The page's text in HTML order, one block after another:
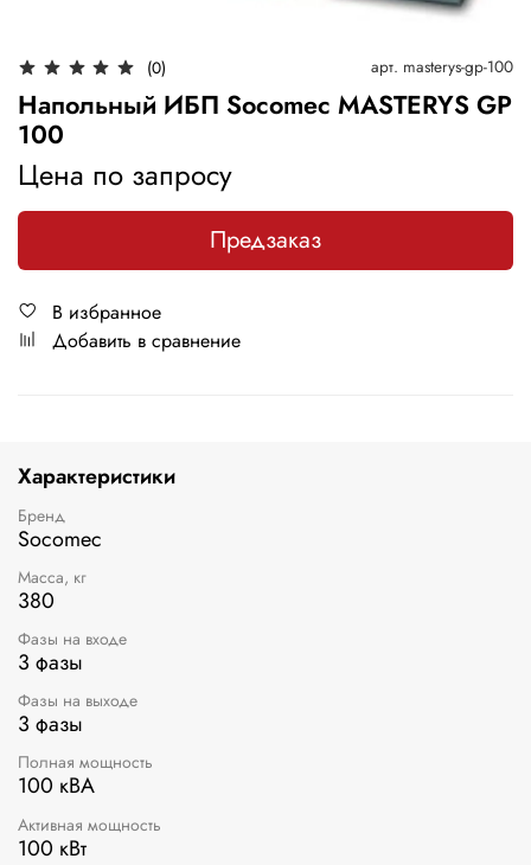
(0) арт. masterys-gp-100
Напольный ИБП Socomec MASTERYS GP
100
Цена по запросу
Предзаказ
В избранное
Добавить в сравнение
Характеристики
Бренд
Socomec
Масса, кг
380
Фазы на входе
3 фазы
Фазы на выходе
3 фазы
Полная мощность
100 кВА
Активная мощность
100 кВт